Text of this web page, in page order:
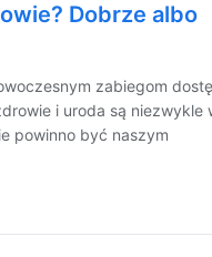
Dobrze albo
zabiegom
i uroda są niezwykle
powinno być naszym